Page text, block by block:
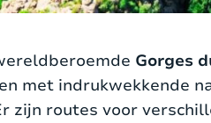
Gorges
met indrukwekkende
zijn routes voor